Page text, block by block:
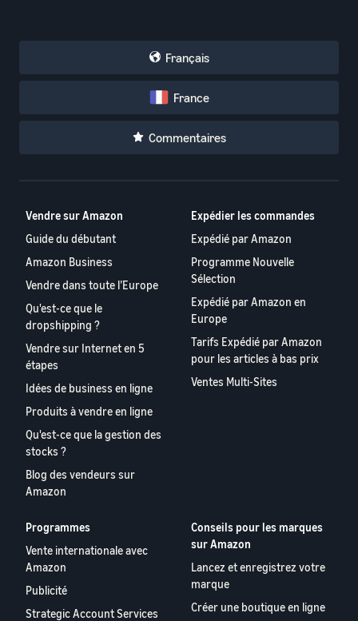
Français
France
Commentaires
Vendre sur Amazon
Guide du débutant
Amazon Business
Vendre dans toute l’Europe
Qu'est-ce que le
dropshipping ?
Vendre sur Internet en 5
étapes
Idées de business en ligne
Produits à vendre en ligne
Qu'est-ce que la gestion des
stocks ?
Blog des vendeurs sur
Amazon
Expédier les commandes
Expédié par Amazon
Programme Nouvelle
Sélection
Expédié par Amazon en
Europe
Tarifs Expédié par Amazon
pour les articles à bas prix
Ventes Multi-Sites
Programmes
Vente internationale avec
Amazon
Publicité
Strategic Account Services
Conseils pour les marques
sur Amazon
Lancez et enregistrez votre
marque
Créer une boutique en ligne